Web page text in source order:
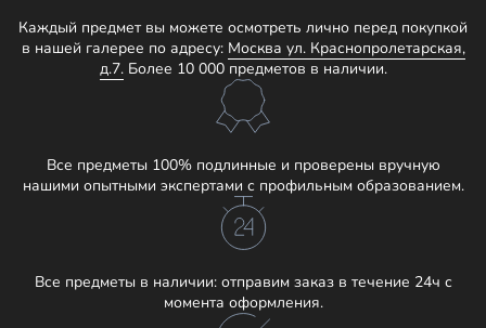
Каждый предмет вы можете осмотреть лично перед покупкой
в нашей галерее по адресу: Москва ул. Краснопролетарская,
д.7.Более 10 000 предметов в наличии.
Все предметы 100% подлинные и проверены вручную
нашими опытными экспертами с профильным образованием.
Все предметы в наличии: отправим заказ в течение 24ч с
момента оформления.